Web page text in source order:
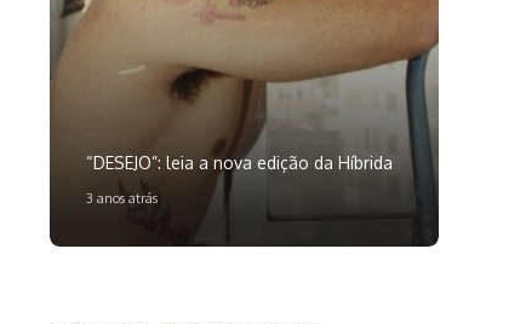
“DESEJO”: leia a nova edição da Híbrida
3 anos atrás